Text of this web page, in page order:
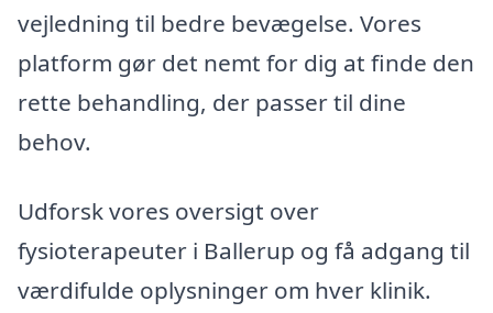
vejledning til bedre bevægelse. Vores
platform gør det nemt for dig at finde den
rette behandling, der passer til dine
behov.
Udforsk vores oversigt over
fysioterapeuter i Ballerup og få adgang til
værdifulde oplysninger om hver klinik.